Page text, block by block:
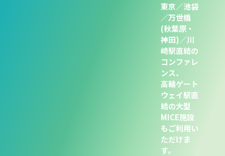
東京／池袋
／万世橋
(秋葉原・
神田)／川
崎駅直結の
コンファレ
ンス、
高輪ゲート
ウェイ駅直
結の大型
MICE施設
もご利用い
ただけま
す。